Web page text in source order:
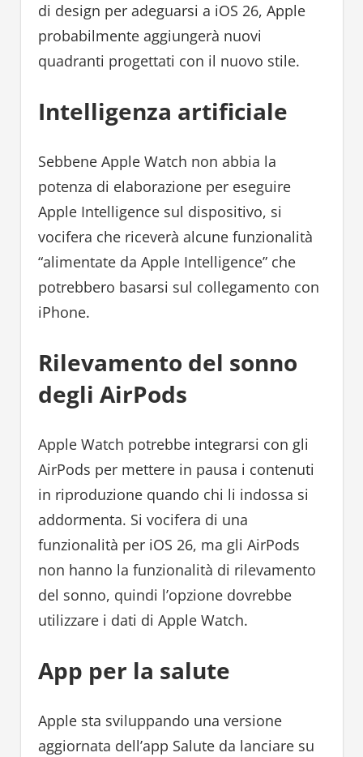
di design per adeguarsi a iOS 26, Apple
probabilmente aggiungerà nuovi
quadranti progettati con il nuovo stile.
Intelligenza artificiale
Sebbene Apple Watch non abbia la
potenza di elaborazione per eseguire
Apple Intelligence sul dispositivo, si
vocifera che riceverà alcune funzionalità
“alimentate da Apple Intelligence” che
potrebbero basarsi sul collegamento con
iPhone.
Rilevamento del sonno
degli AirPods
Apple Watch potrebbe integrarsi con gli
AirPods per mettere in pausa i contenuti
in riproduzione quando chi li indossa si
addormenta. Si vocifera di una
funzionalità per iOS 26, ma gli AirPods
non hanno la funzionalità di rilevamento
del sonno, quindi l’opzione dovrebbe
utilizzare i dati di Apple Watch.
App per la salute
Apple sta sviluppando una versione
aggiornata dell’app Salute da lanciare su